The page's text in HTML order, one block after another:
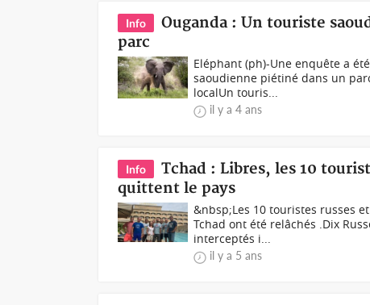
Info
Ouganda : Un touriste
parc
Eléphant (ph)-Une enquête a
saoudienne piétiné dans un
localUn touris...
il y a 4 ans
Info
Tchad : Libres, les 10
quittent le pays
&nbsp;Les 10 touristes russes
Tchad ont été relâchés .Dix
interceptés i...
il y a 5 ans